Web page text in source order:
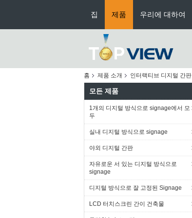
집 제품 우리에 대하여
홈 제품 소개 인터랙티브 디지털 간판
모든 제품
1개의 디지털 방식으로 signage에서 모
두
실내 디지털 방식으로 signage
야외 디지털 간판
자유로운 서 있는 디지털 방식으로
signage
디지털 방식으로 잘 고정된 Signage
LCD 터치스크린 간이 건축물